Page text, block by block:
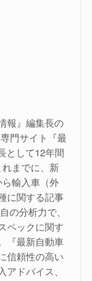
報』編集長の
門サイト『最
として12年間
までに、新
輸入車（外
に関する記事
の分析力で、
ペックに関す
『最新自動車
信頼性の高い
ドバイス、